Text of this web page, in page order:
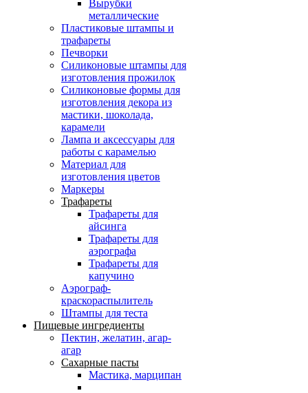
Вырубки
металлические
Пластиковые штампы и
трафареты
Печворки
Силиконовые штампы для
изготовления прожилок
Силиконовые формы для
изготовления декора из
мастики, шоколада,
карамели
Лампа и аксессуары для
работы с карамелью
Материал для
изготовления цветов
Маркеры
Трафареты
Трафареты для
айсинга
Трафареты для
аэрографа
Трафареты для
капучино
Аэрограф-
краскораспылитель
Штампы для теста
Пищевые ингредиенты
Пектин, желатин, агар-
агар
Сахарные пасты
Мастика, марципан